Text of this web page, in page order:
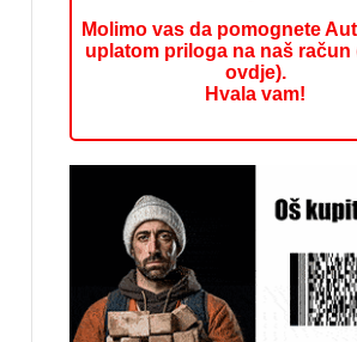
Molimo vas da pomognete
uplatom priloga na naš račun
ovdje).
Hvala vam!